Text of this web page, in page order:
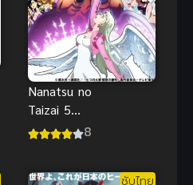
Nanatsu no
Taizai 5
Funnu no 8
ซับไทย